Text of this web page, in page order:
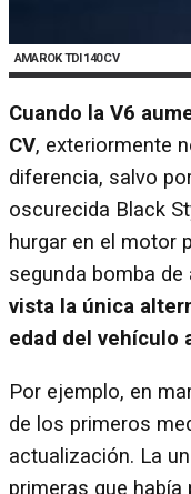
AMAROK TDI 140 CV
Cuando la V6
CV, exteriormente
diferencia, salvo
oscurecida Black
hurgar en el motor
segunda bomba de
vista la única
edad del vehículo
Por ejemplo, en
de los primeros
actualización. La
primeras que